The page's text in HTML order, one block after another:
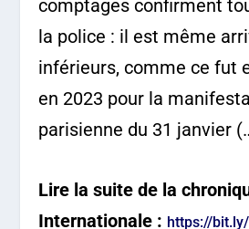
comptages confirment
la police : il est même
inférieurs, comme ce fut
en 2023 pour la
parisienne du 31 janvier
Lire la suite de la
Internationale : https://